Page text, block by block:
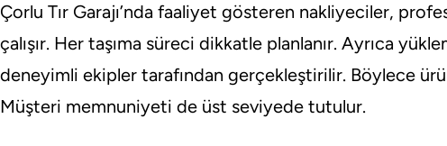
Çorlu Tır Garajı’nda faaliyet gösteren nakliyeciler,
çalışır. Her taşıma süreci dikkatle planlanır. Ayrıca
deneyimli ekipler tarafından gerçekleştirilir. Böylece
Müşteri memnuniyeti de üst seviyede tutulur.